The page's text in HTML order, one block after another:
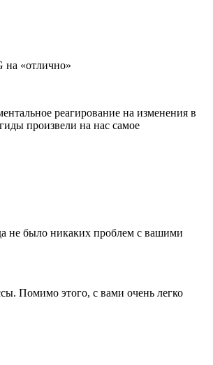
на «отлично»
реагирование на изменения в
произвели на нас самое
не было никаких проблем с вашими
Помимо этого, с вами очень легко